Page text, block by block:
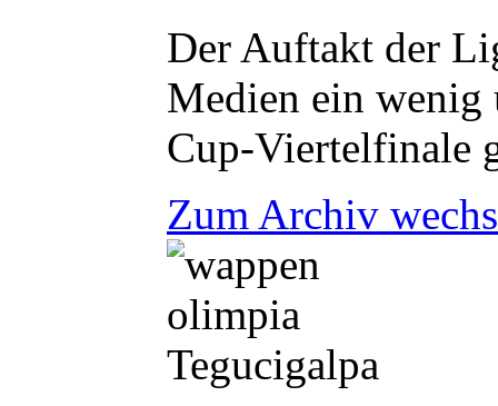
Der Auftakt der
Medien ein
Cup-Viertelfinale
Zum Archiv